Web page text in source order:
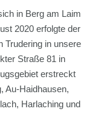
in Berg am Laim
2020 erfolgte der
Trudering in unsere
Straße 81 in
erstreckt
Au-Haidhausen,
Harlaching und